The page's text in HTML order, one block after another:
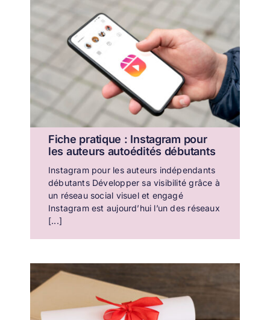
Fiche pratique : Instagram pour
les auteurs autoédités débutants
Instagram pour les auteurs indépendants
débutants Développer sa visibilité grâce à
un réseau social visuel et engagé
Instagram est aujourd’hui l’un des réseaux
[...]